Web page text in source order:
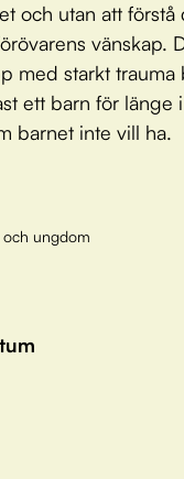
och utan att
vänskap.
med starkt trauma
ett barn för länge
barnet inte vill ha.
och ungdom